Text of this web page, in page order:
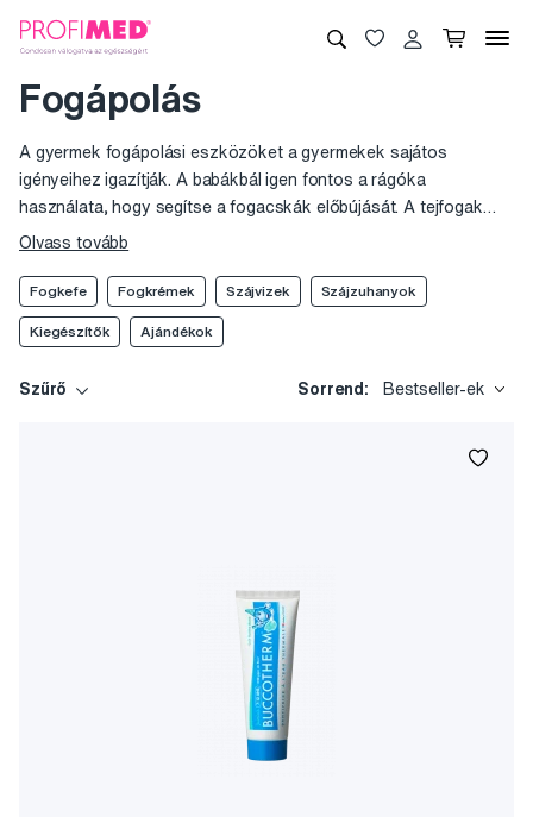
Fogápolás
A gyermek fogápolási eszközöket a gyermekek sajátos
igényeihez igazítják. A babákbál igen fontos a rágóka
használata, hogy segítse a fogacskák előbújását. A tejfogak
vagy már a maradandó fogak megfelelő növekedését, higiéniáját
viselők számára kifejlesztett készítményeink és eszközeink is.
A termékek többnyire vidám motívumokkal vannak ellátva vagy
kellemes ízűek, hogy motválják a kicsiket a mindennapos
Olvass tovább
Fogkefe Fogkrémek Szájvizek Szájzuhanyok
Kiegészítők Ajándékok
Szűrő Sorrend: Bestseller-ek